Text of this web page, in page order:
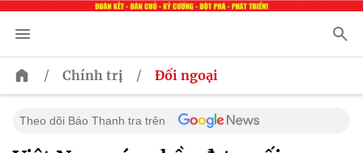
/ Chính trị / Đối ngoại
Theo dõi Báo Thanh tra trên